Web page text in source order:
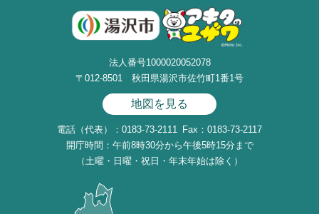
法人番号1000020052078
〒012-8501 秋田県湯沢市佐竹町1番1号
地図を見る
電話（代表）：0183-73-2111
Fax：0183-73-2117
開庁時間：午前8時30分から午後5時15分まで
（土曜・日曜・祝日・年末年始は除く）